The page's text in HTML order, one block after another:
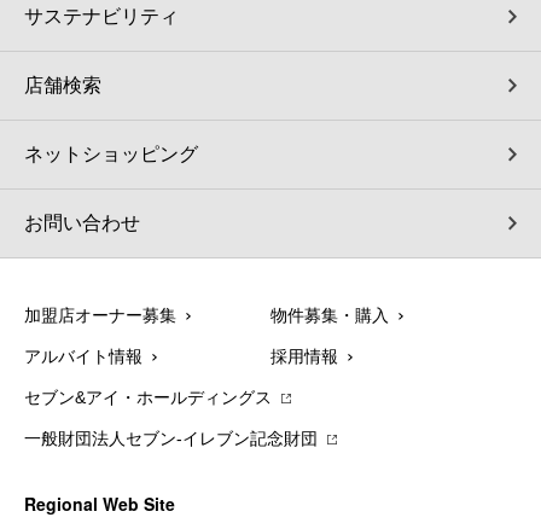
サステナビリティ
店舗検索
ネットショッピング
お問い合わせ
加盟店オーナー募集 物件募集・購入
アルバイト情報 採用情報
セブン&アイ・ホールディングス
一般財団法人セブン-イレブン記念財団
Regional Web Site